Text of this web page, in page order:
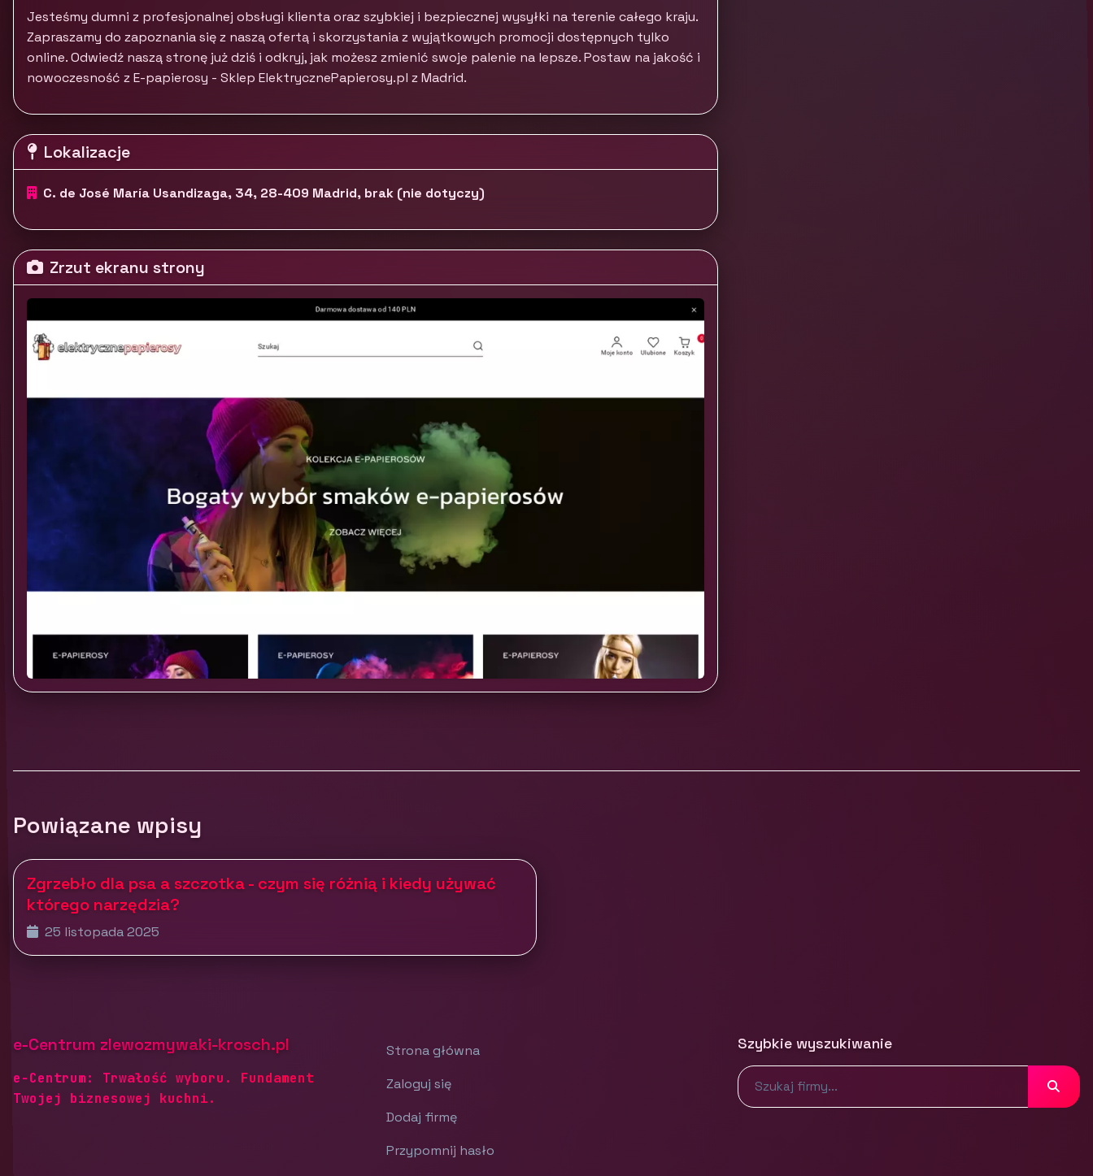
Jesteśmy dumni z profesjonalnej obsługi klienta oraz szybkiej i bezpiecznej wysyłki na terenie całego kraju.
Zapraszamy do zapoznania się z naszą ofertą i skorzystania z wyjątkowych promocji dostępnych tylko
online. Odwiedź naszą stronę już dziś i odkryj, jak możesz zmienić swoje palenie na lepsze. Postaw na jakość i
nowoczesność z E-papierosy - Sklep ElektrycznePapierosy.pl z Madrid.
Lokalizacje
C. de José María Usandizaga, 34, 28-409 Madrid, brak (nie dotyczy)
Zrzut ekranu strony
Powiązane wpisy
Zgrzebło dla psa a szczotka - czym się różnią i kiedy używać
którego narzędzia?
25 listopada 2025
e-Centrum zlewozmywaki-krosch.pl
e-Centrum: Trwałość wyboru. Fundament
Twojej biznesowej kuchni.
Strona główna
Zaloguj się
Dodaj firmę
Przypomnij hasło
Szybkie wyszukiwanie